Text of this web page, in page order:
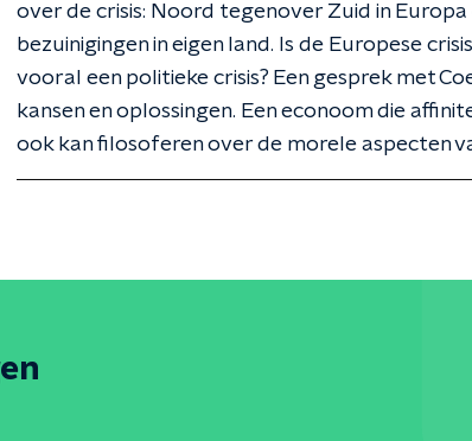
over de crisis: Noord tegenover Zuid in
bezuinigingen in eigen land. Is de Europese
vooral een politieke crisis? Een gesprek met
kansen en oplossingen. Een econoom die
ook kan filosoferen over de morele aspecten